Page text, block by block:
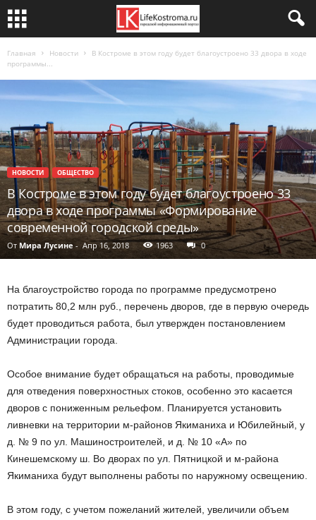
Главная Новости
В Костроме в этом году будет благоустроено 33 двора в ходе
программы...
НОВОСТИ ОБЩЕСТВО
В Костроме в этом году будет благоустроено 33
двора в ходе программы «Формирование
современной городской среды»
От Мира Лусине - Апр 16, 2018 1963 0
На благоустройство города по программе предусмотрено
потратить 80,2 млн руб., перечень дворов, где в первую очередь
будет проводиться работа, был утвержден постановлением
Администрации города.
Особое внимание будет обращаться на работы, проводимые
для отведения поверхностных стоков, особенно это касается
дворов с пониженным рельефом. Планируется установить
ливневки на территории м-районов Якиманиха и Юбилейный, у
д. № 9 по ул. Машиностроителей, и д. № 10 «А» по
Кинешемскому ш. Во дворах по ул. Пятницкой и м-района
Якиманиха будут выполнены работы по наружному освещению.
В этом году, с учетом пожеланий жителей, увеличили объем